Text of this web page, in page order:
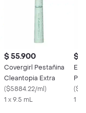
$ 55.900
Covergirl Pestañina
Cleantopia Extra
($5884.22/ml)
1 x 9.5 mL
$
(
1 x